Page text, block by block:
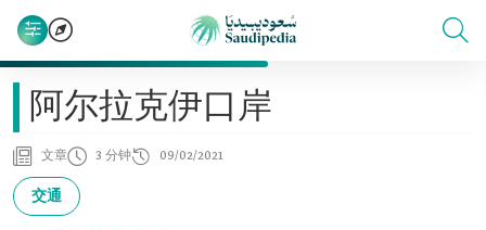
阿尔拉克伊口岸
文章 3 分钟 09/02/2021
交通